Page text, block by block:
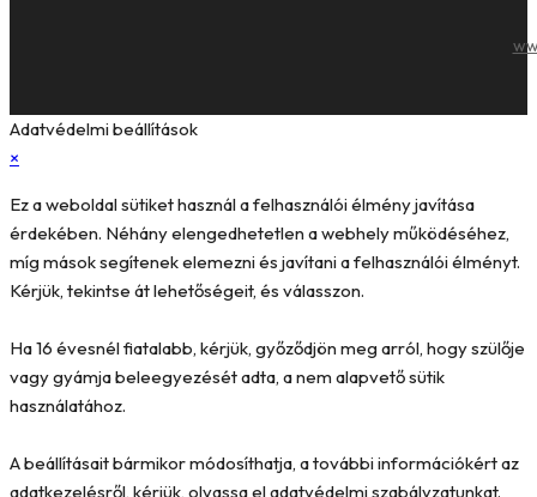
Adatvédelmi beállítások
×
Ez a weboldal sütiket használ a felhasználói élmény javítása
érdekében. Néhány elengedhetetlen a webhely működéséhez,
míg mások segítenek elemezni és javítani a felhasználói élményt.
Kérjük, tekintse át lehetőségeit, és válasszon.
Ha 16 évesnél fiatalabb, kérjük, győződjön meg arról, hogy szülője
vagy gyámja beleegyezését adta, a nem alapvető sütik
használatához.
A beállításait bármikor módosíthatja, a további információkért az
adatkezelésről, kérjük, olvassa el adatvédelmi szabályzatunkat.